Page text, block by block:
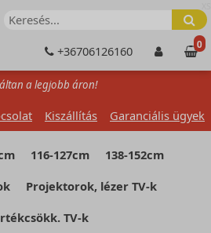
+36706126160 0
a legjobb áron!
Kiszállítás Garanciális ügyek
116-127cm
138-152cm
Projektorok, lézer TV-k
TV-k